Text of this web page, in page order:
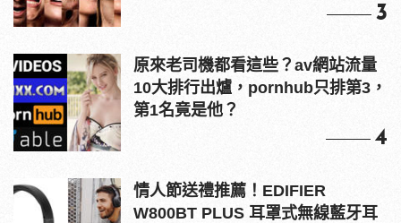
3
原來老司機都看這些？av網站流量
10大排行出爐，pornhub只排第3，
第1名竟是他？
4
情人節送禮推薦！EDIFIER
W800BT PLUS 耳罩式無線藍牙耳